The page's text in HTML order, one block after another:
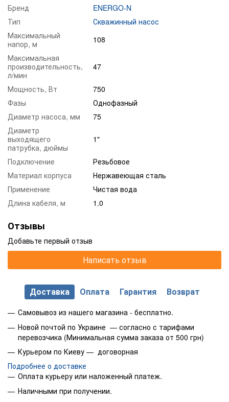
Бренд
ENERGO-N
Тип
Скважинный насос
Максимальный
напор, м
108
Максимальная
производительность,
л/мин
47
Мощность, Вт
750
Фазы
Однофазный
Диаметр насоса, мм
75
Диаметр
выходящего
патрубка, дюймы
1"
Подключение
Резьбовое
Материал корпуса
Нержавеющая сталь
Применение
Чистая вода
Длина кабеля, м
1.0
Отзывы
Добавьте первый отзыв
Написать отзыв
Доставка Оплата Гарантия Возврат
Самовывоз из нашего магазина - бесплатно.
Новой почтой по Украине — согласно с тарифами
перевозчика (Минимальная сумма заказа от 500 грн)
Курьером по Киеву — договорная
Подробнее о доставке
Оплата курьеру или наложенный платеж.
Наличными при получении.